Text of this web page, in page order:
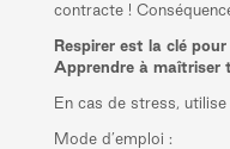
contracte !
Respirer est la clé
Apprendre à maîtriser
En cas de stress, utilise
Mode d’emploi :